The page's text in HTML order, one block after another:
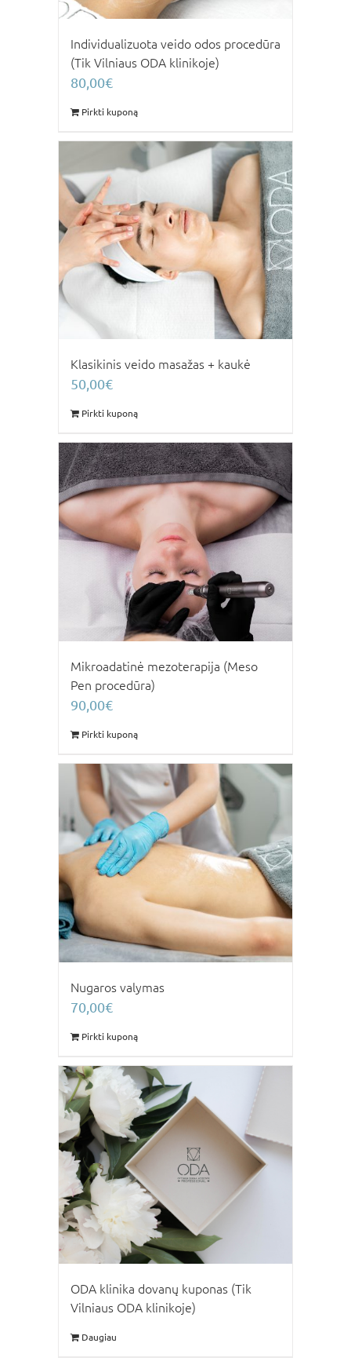
Individualizuota veido odos procedūra
(Tik Vilniaus ODA klinikoje)
80,00€
Pirkti kuponą
Klasikinis veido masažas + kaukė
50,00€
Pirkti kuponą
Mikroadatinė mezoterapija (Meso
Pen procedūra)
90,00€
Pirkti kuponą
Nugaros valymas
70,00€
Pirkti kuponą
ODA klinika dovanų kuponas (Tik
Vilniaus ODA klinikoje)
Daugiau